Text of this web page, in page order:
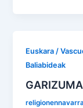
Euskara /
Baliabideak